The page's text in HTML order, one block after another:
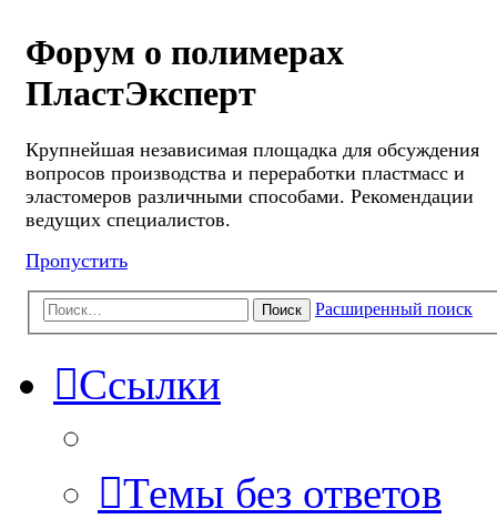
Форум о полимерах
ПластЭксперт
Крупнейшая независимая площадка для обсуждения
вопросов производства и переработки пластмасс и
эластомеров различными способами. Рекомендации
ведущих специалистов.
Пропустить
Поиск Расширенный поиск
Ссылки
Темы без ответов